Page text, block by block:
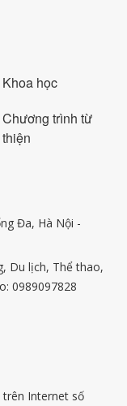
Khoa học
Chương trình từ
thiện
Đa, Hà Nội -
Du lịch, Thể thao,
0989097828
Internet số